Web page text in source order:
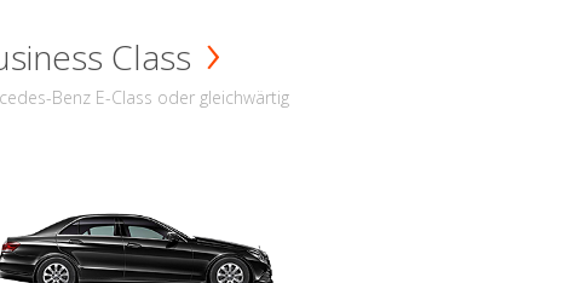
Class
Benz E-Class oder gleichwärtig